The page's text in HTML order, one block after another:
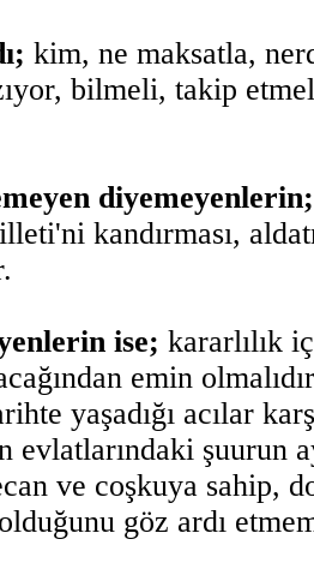
kim, ne maksatla,
bilmeli, takip
diyemeyenlerin;
kandırması,
ise; kararlılık
emin
yaşadığı acılar
evlatlarındaki şuurun
ve coşkuya sahip,
göz ardı